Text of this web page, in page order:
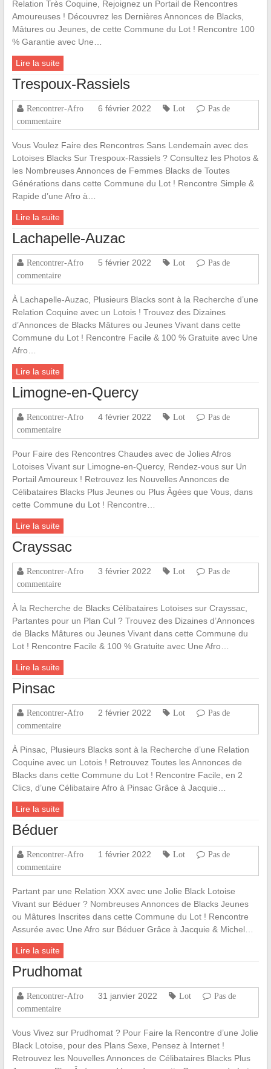
Relation Très Coquine, Rejoignez un Portail de Rencontres
Amoureuses ! Découvrez les Dernières Annonces de Blacks,
Mâtures ou Jeunes, de cette Commune du Lot ! Rencontre 100
% Garantie avec Une…
Lire la suite
Trespoux-Rassiels
Rencontrer-Afro 6 février 2022 Lot
Pas de
commentaire
Vous Voulez Faire des Rencontres Sans Lendemain avec des
Lotoises Blacks Sur Trespoux-Rassiels ? Consultez les Photos &
les Nombreuses Annonces de Femmes Blacks de Toutes
Générations dans cette Commune du Lot ! Rencontre Simple &
Rapide d’une Afro à…
Lire la suite
Lachapelle-Auzac
Rencontrer-Afro 5 février 2022 Lot
Pas de
commentaire
À Lachapelle-Auzac, Plusieurs Blacks sont à la Recherche d’une
Relation Coquine avec un Lotois ! Trouvez des Dizaines
d’Annonces de Blacks Mâtures ou Jeunes Vivant dans cette
Commune du Lot ! Rencontre Facile & 100 % Gratuite avec Une
Afro…
Lire la suite
Limogne-en-Quercy
Rencontrer-Afro 4 février 2022 Lot
Pas de
commentaire
Pour Faire des Rencontres Chaudes avec de Jolies Afros
Lotoises Vivant sur Limogne-en-Quercy, Rendez-vous sur Un
Portail Amoureux ! Retrouvez les Nouvelles Annonces de
Célibataires Blacks Plus Jeunes ou Plus Âgées que Vous, dans
cette Commune du Lot ! Rencontre…
Lire la suite
Crayssac
Rencontrer-Afro 3 février 2022 Lot
Pas de
commentaire
À la Recherche de Blacks Célibataires Lotoises sur Crayssac,
Partantes pour un Plan Cul ? Trouvez des Dizaines d’Annonces
de Blacks Mâtures ou Jeunes Vivant dans cette Commune du
Lot ! Rencontre Facile & 100 % Gratuite avec Une Afro…
Lire la suite
Pinsac
Rencontrer-Afro 2 février 2022 Lot
Pas de
commentaire
À Pinsac, Plusieurs Blacks sont à la Recherche d’une Relation
Coquine avec un Lotois ! Retrouvez Toutes les Annonces de
Blacks dans cette Commune du Lot ! Rencontre Facile, en 2
Clics, d’une Célibataire Afro à Pinsac Grâce à Jacquie…
Lire la suite
Béduer
Rencontrer-Afro 1 février 2022 Lot
Pas de
commentaire
Partant par une Relation XXX avec une Jolie Black Lotoise
Vivant sur Béduer ? Nombreuses Annonces de Blacks Jeunes
ou Mâtures Inscrites dans cette Commune du Lot ! Rencontre
Assurée avec Une Afro sur Béduer Grâce à Jacquie & Michel…
Lire la suite
Prudhomat
Rencontrer-Afro 31 janvier 2022 Lot
Pas de
commentaire
Vous Vivez sur Prudhomat ? Pour Faire la Rencontre d’une Jolie
Black Lotoise, pour des Plans Sexe, Pensez à Internet !
Retrouvez les Nouvelles Annonces de Célibataires Blacks Plus